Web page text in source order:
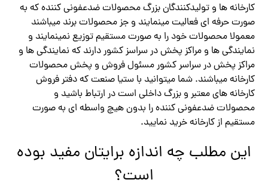
کارخانه ها و تولیدکنندگان بزرگ محصولات ضدعفونی کننده که به
صورت حرفه ای فعالیت مینمایند و جز محصولات برند میباشند
معمولا محصولات خود را به صورت مستقیم توزیع نمینمایند و
نمایندگی ها و مراکز پخش در سراسز کشور دارند که نمایندگی ها و
مراکز پخش در سراسر کشور مسئول فروش و پخش محصولات
کارخانه میباشند. شما میتوانید با ستیا صنعت که دفتر فروش
کارخانه های معتبر و بزرگ داخلی است در ارتباط باشید و
محصولات ضدعفونی کننده را بدون هیچ واسطه ای به صورت
مستقیم از کارخانه خرید نمایید.
این مطلب چه اندازه برایتان مفید بوده
است؟